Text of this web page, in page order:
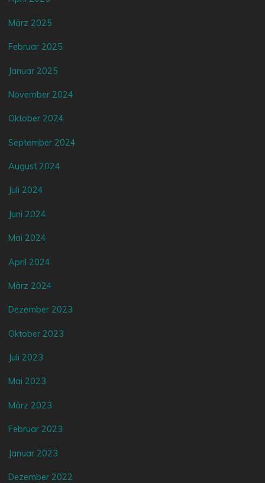
März 2025
Februar 2025
Januar 2025
November 2024
Oktober 2024
September 2024
August 2024
Juli 2024
Juni 2024
Mai 2024
April 2024
März 2024
Dezember 2023
Oktober 2023
Juli 2023
Mai 2023
März 2023
Februar 2023
Januar 2023
Dezember 2022